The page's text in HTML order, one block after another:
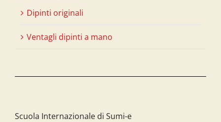
Dipinti originali
Ventagli dipinti a mano
Scuola Internazionale di Sumi-e